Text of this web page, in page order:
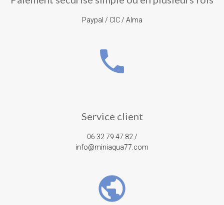
Paypal / CIC / Alma
phone
Service client
06 32 79 47 82 /
info@miniaqua77.com
public